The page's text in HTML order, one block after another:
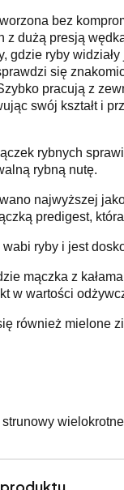
bez
z dużą presją
gdzie ryby
się
pracują z
swój kształt i
rybnych
rybną nutę.
najwyższej
predigest,
ryby i jest
mączka z
w wartości
również mielone